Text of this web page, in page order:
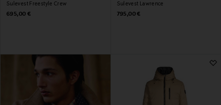
Sulevest Freestyle Crew
Original Price
695,00 €
Sulevest Lawrence
Original Price
795,00 €